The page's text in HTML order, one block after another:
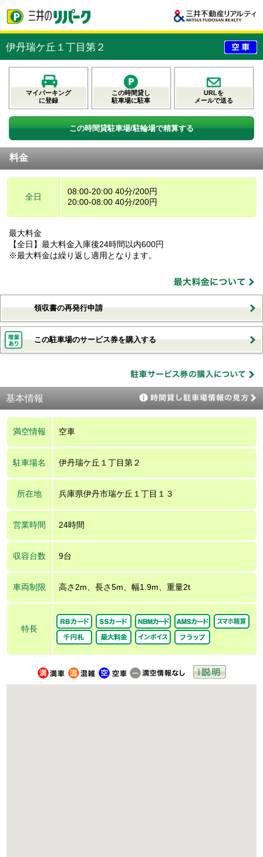
伊丹瑞ケ丘１丁目第２
マイパーキング
に登録
この時間貸し
駐車場に駐車
URLを
メールで送る
この時間貸駐車場/駐輪場で精算する
料金
全日
08:00-20:00 40分/200円
20:00-08:00 40分/200円
最大料金
【全日】最大料金入庫後24時間以内600円
※最大料金は繰り返し適用となります。
領収書の再発行申請
この駐車場のサービス券を購入する
基本情報
満空情報 空車
駐車場名 伊丹瑞ケ丘１丁目第２
所在地 兵庫県伊丹市瑞ケ丘１丁目１３
営業時間 24時間
収容台数 9台
車両制限 高さ2m、長さ5m、幅1.9m、重量2t
特長